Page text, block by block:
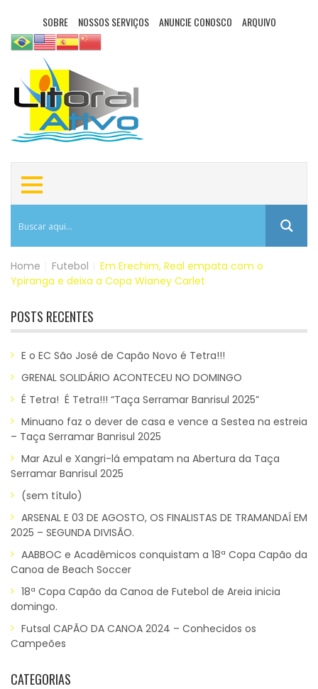
SOBRE NOSSOS SERVIÇOS ANUNCIE CONOSCO ARQUIVO
Home Futebol
Em Erechim, Real empata com o
Ypiranga e deixa a Copa Wianey Carlet
POSTS RECENTES
E o EC São José de Capão Novo é Tetra!!!
GRENAL SOLIDÁRIO ACONTECEU NO DOMINGO
É Tetra! É Tetra!!! “Taça Serramar Banrisul 2025”
Minuano faz o dever de casa e vence a Sestea na estreia
– Taça Serramar Banrisul 2025
Mar Azul e Xangri-lá empatam na Abertura da Taça
Serramar Banrisul 2025
(sem título)
ARSENAL E 03 DE AGOSTO, OS FINALISTAS DE TRAMANDAÍ EM
2025 – SEGUNDA DIVISÃO.
AABBOC e Acadêmicos conquistam a 18ª Copa Capão da
Canoa de Beach Soccer
18ª Copa Capão da Canoa de Futebol de Areia inicia
domingo.
Futsal CAPÃO DA CANOA 2024 – Conhecidos os
Campeões
CATEGORIAS